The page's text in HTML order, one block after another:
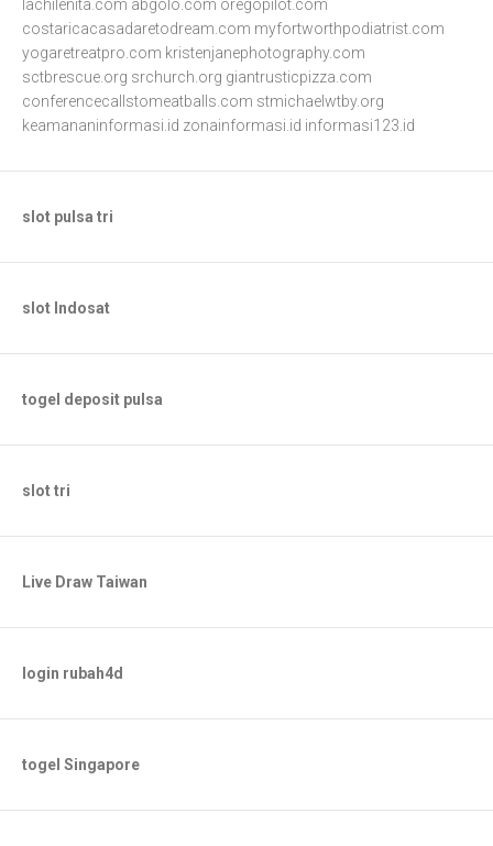
lachilenita.com abgolo.com oregopilot.com
costaricacasadaretodream.com myfortworthpodiatrist.com
yogaretreatpro.com kristenjanephotography.com
sctbrescue.org srchurch.org giantrusticpizza.com
conferencecallstomeatballs.com stmichaelwtby.org
keamananinformasi.id zonainformasi.id informasi123.id
slot pulsa tri
slot Indosat
togel deposit pulsa
slot tri
Live Draw Taiwan
login rubah4d
togel Singapore